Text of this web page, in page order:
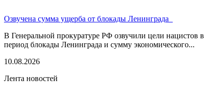
Озвучена сумма ущерба от блокады Ленинграда
В Генеральной прокуратуре РФ озвучили цели нацистов в
период блокады Ленинграда и сумму экономического...
10.08.2026
Лента новостей